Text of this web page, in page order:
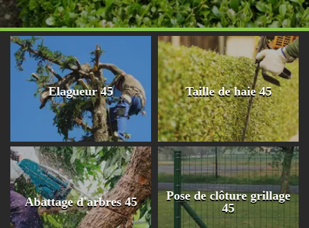
Elagueur 45 Taille de haie 45
Abattage d'arbres 45
Pose de clôture grillage
45